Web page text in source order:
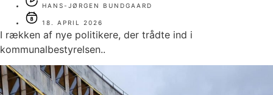
HANS-JØRGEN BUNDGAARD
18. APRIL 2026
I rækken af nye politikere, der trådte ind i
kommunalbestyrelsen..